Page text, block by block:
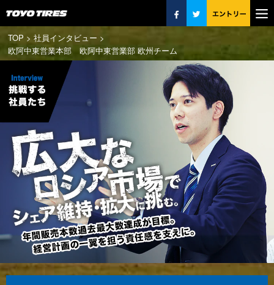
ま
で
ス
TOP > 社員インタビュー >
欧阿中東営業本部 欧阿中東営業部 欧州チーム